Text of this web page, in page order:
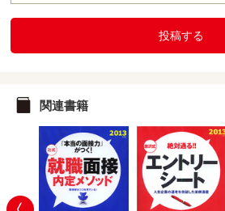
投稿する
関連書籍